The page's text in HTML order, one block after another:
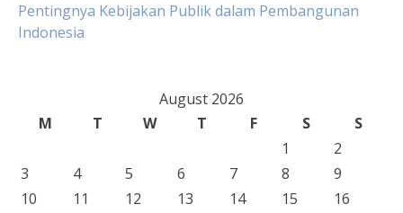
Pentingnya Kebijakan Publik dalam Pembangunan
Indonesia
August 2026
M
T W T F S
S
1
2
3
4 5 6 7 8
9
10
11 12 13 14 15
16